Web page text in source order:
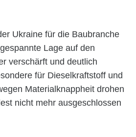
Ukraine für die Baubranche
Lage auf den
verschärft und deutlich
für Dieselkraftstoff und
Materialknappheit drohen
nicht mehr ausgeschlossen